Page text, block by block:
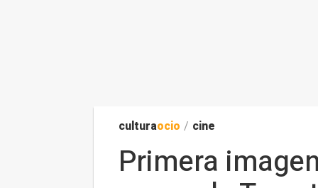
culturaocio / cine
Primera